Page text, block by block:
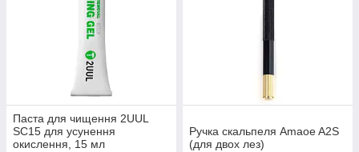
Паста для чищення 2UUL
SC15 для усунення
окислення, 15 мл
Ручка скальпеля Amaoe A2S
(для двох лез)